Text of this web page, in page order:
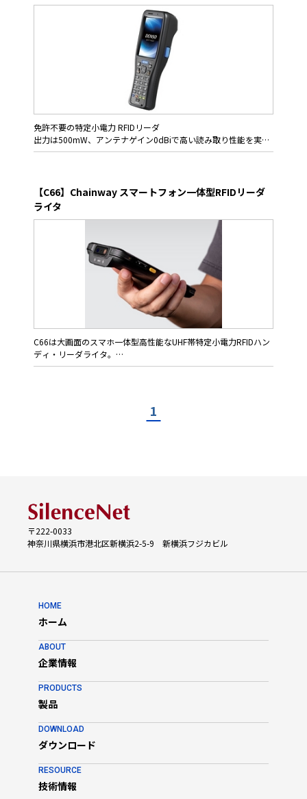
・構外での集荷・配送業務
普段業務でお使いのスマートフォンやタブレット端末と接続し
て、早く便利に、そして簡単に棚卸し業務を終える事ができま
・最大700タグ/秒の高速読み取り
・スマートデバイスと簡単ペアリング
・安定運用を支える堅牢性
用途
・アパレル店舗での棚卸し
免許不要の特定小電力 RFIDリーダ
出力は500mW、アンテナゲイン0dBiで高い読み取り性能を実現
500 mWで高い読み取り性能をもっています。最近のRFIDハンデ
ィ・リーダは、スマートデバイスと組み合わせて使用する製品が
多くなっています。
リーダとスマートデバイスはBluetoothで接続され、ペアリング
に不具合があるとリーダの動作に進まないこともありますが、
BHT-1408は一体型のハンディターミナルであり、極めて操作性
に優れています。画面には2.8インチ液晶ディスプレイを採用、
明るくて見やすく設計されています。
また省電力設計により連続で21時間の動作が可能で、長時間にわ
たるフィールドワークにも利用することができます。堅牢性と耐
環境性能にも優れており、屋外での運用にも適しています。
・USB, 無線LAN, Bluetoothによる高い通信性能
・省電力設計により、長時間動作が可能
・オフィスや工場での資産管理
・商品の入出庫管理
【C66】Chainway スマートフォン一体型RFIDリーダ
ライタ
C66は大画面のスマホ一体型高性能なUHF帯特定小電力RFIDハン
ディ・リーダライタ。
5200mAh容量の着脱式バッテリにより、12時間以上の連続使用
Bluetooth、GPSなどに対応し、UHF帯RFID機能では先進の
り、物流業務でのRFID管理における高速かつ正確なタグの読み取
りやセキュリティの保護を効率的に行うことを可能にしていま
す。
特長
タ
・5.5インチIPS液晶画面、5200mAh大容量バッテリ搭載で、重
・安定運用を支える堅牢性(耐落下強度:コンクリート上1.8m ×
20回)
用途
・物流現場での貨物の集荷や配送作業
・輸送中の貨物の温度管理
・流通業務での在庫管理
・点検・保守業務
1
〒222-0033
神奈川県横浜市港北区新横浜2-5-9 新横浜フジカビル
HOME
ホーム
ABOUT
企業情報
PRODUCTS
製品
DOWNLOAD
ダウンロード
RESOURCE
技術情報